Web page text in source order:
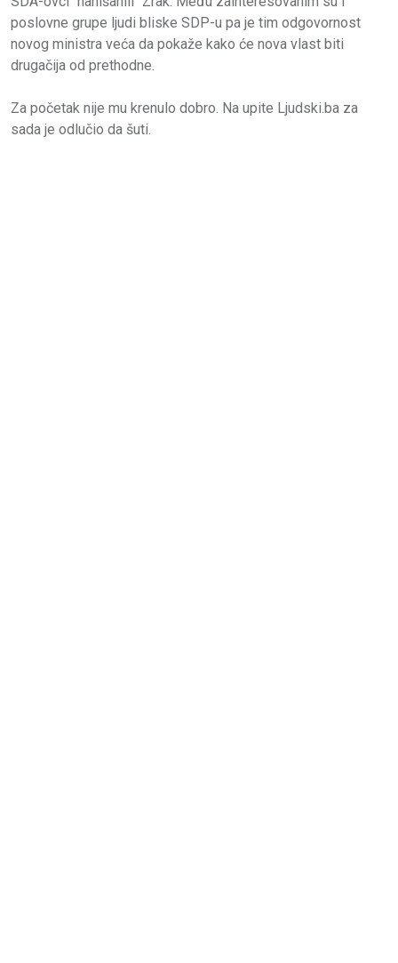
poslovne grupe ljudi bliske SDP-u pa je tim odgovornost
novog ministra veća da pokaže kako će nova vlast biti
drugačija od prethodne.
Za početak nije mu krenulo dobro. Na upite Ljudski.ba za
sada je odlučio da šuti.